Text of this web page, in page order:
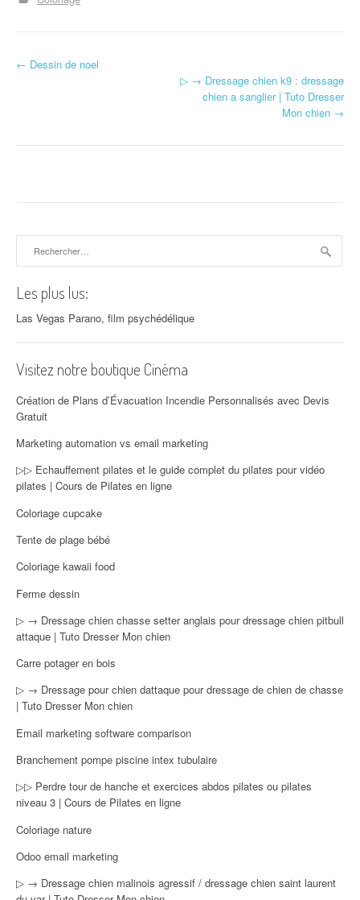
Navigation d'article
← Dessin de noel
▷ → Dressage chien k9 : dressage
chien a sanglier | Tuto Dresser
Mon chien →
Les plus lus:
Las Vegas Parano, film psychédélique
Visitez notre boutique Cinéma
Création de Plans d’Évacuation Incendie Personnalisés avec Devis
Gratuit
Marketing automation vs email marketing
▷▷ Echauffement pilates et le guide complet du pilates pour vidéo
pilates | Cours de Pilates en ligne
Coloriage cupcake
Tente de plage bébé
Coloriage kawaii food
Ferme dessin
▷ → Dressage chien chasse setter anglais pour dressage chien pitbull
attaque | Tuto Dresser Mon chien
Carre potager en bois
▷ → Dressage pour chien dattaque pour dressage de chien de chasse
| Tuto Dresser Mon chien
Email marketing software comparison
Branchement pompe piscine intex tubulaire
▷▷ Perdre tour de hanche et exercices abdos pilates ou pilates
niveau 3 | Cours de Pilates en ligne
Coloriage nature
Odoo email marketing
▷ → Dressage chien malinois agressif / dressage chien saint laurent